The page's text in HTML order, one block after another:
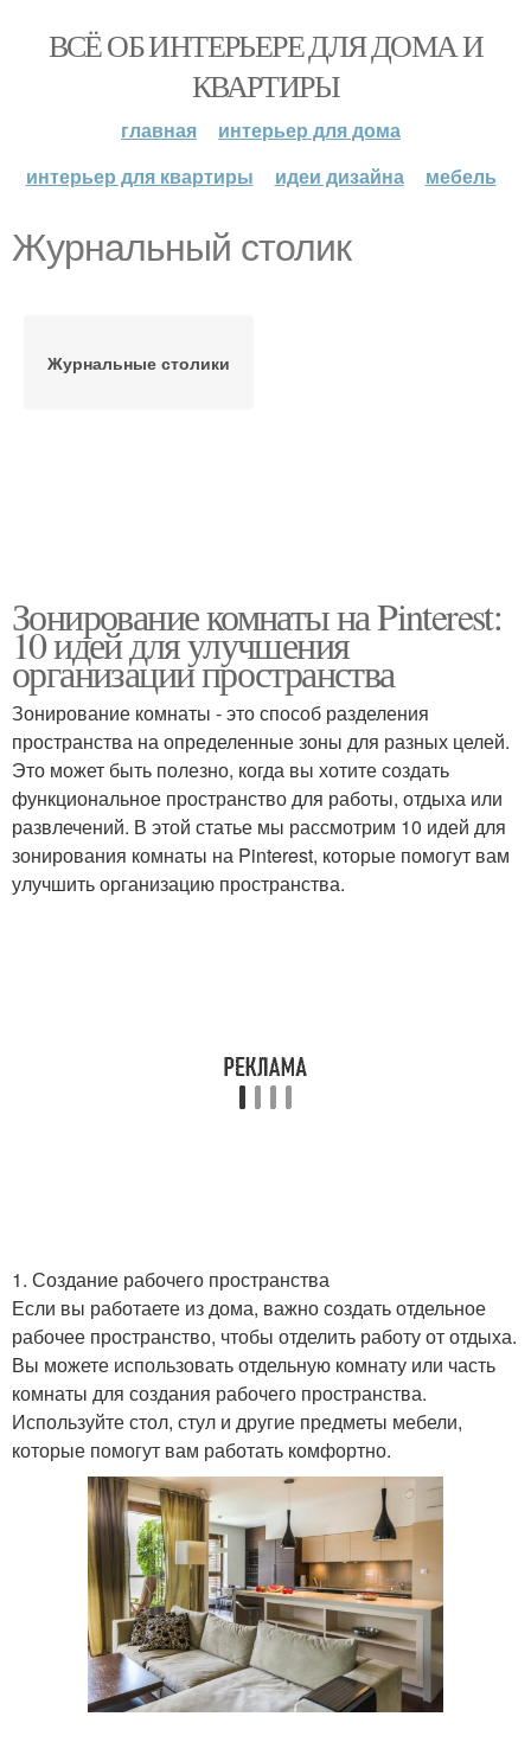
ВСЁ ОБ ИНТЕРЬЕРЕ ДЛЯ ДОМА И
КВАРТИРЫ
главная
интерьер для дома
интерьер для квартиры
идеи дизайна мебель
Журнальный столик
Журнальные столики
Зонирование комнаты на Pinterest:
10 идей для улучшения
организации пространства
Зонирование комнаты - это способ разделения
пространства на определенные зоны для разных целей.
Это может быть полезно, когда вы хотите создать
функциональное пространство для работы, отдыха или
развлечений. В этой статье мы рассмотрим 10 идей для
зонирования комнаты на Pinterest, которые помогут вам
улучшить организацию пространства.
1. Создание рабочего пространства
Если вы работаете из дома, важно создать отдельное
рабочее пространство, чтобы отделить работу от отдыха.
Вы можете использовать отдельную комнату или часть
комнаты для создания рабочего пространства.
Используйте стол, стул и другие предметы мебели,
которые помогут вам работать комфортно.